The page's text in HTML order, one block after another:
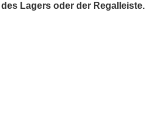
Lagers oder der Regalleiste.